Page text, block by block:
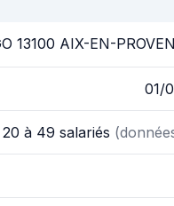
13100 AIX-EN-
01/
20 à 49 salariés